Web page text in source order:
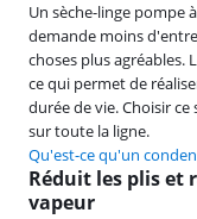
Un sèche-linge pompe
demande moins
choses plus agréables.
ce qui permet de
durée de vie. Choisir
sur toute la ligne.
Qu'est-ce qu'un
Réduit les plis et
vapeur